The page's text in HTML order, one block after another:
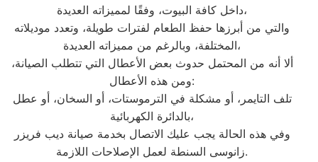
داخل كافة البيوت، وفقًا لمميزاته العديدة،
والتي من أبرزها حفظ الطعام لفترات طويلة، وتعدد موديلاته
المختلفة، وبالرغم من مميزاته العديدة،
ألا أنه من المحتمل حدوث بعض الأعطال التي تتطلب الصيانة،
ومن هذه الأعطال:
تلف التايمر، أو مشكلة في الترموستات، أو السخان، أو عطل
بالدائرة الكهربائية،
وفي هذه الحالة يجب عليك الاتصال بخدمة صيانة ديب فريزر
زانوسى السنطة لعمل الإصلاحات اللازمة.